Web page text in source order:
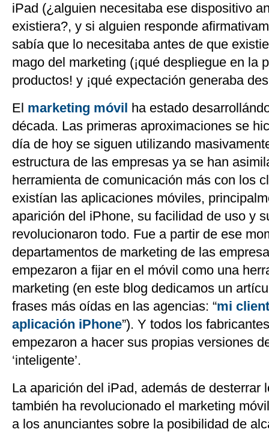
iPad (¿alguien necesitaba ese dispositivo
existiera?, y si alguien responde
sabía que lo necesitaba antes de que
mago del marketing (¡qué despliegue en la
productos! y ¡qué expectación generaba
El marketing móvil ha estado
década. Las primeras aproximaciones se
día de hoy se siguen utilizando
estructura de las empresas ya se han
herramienta de comunicación más con los
existían las aplicaciones móviles,
aparición del iPhone, su facilidad de uso y
revolucionaron todo. Fue a partir de ese
departamentos de marketing de las
empezaron a fijar en el móvil como una
marketing (en este blog dedicamos un
frases más oídas en las agencias: “mi
aplicación iPhone”). Y todos los
empezaron a hacer sus propias versiones
‘inteligente’.
La aparición del iPad, además de desterrar
también ha revolucionado el marketing
a los anunciantes sobre la posibilidad de